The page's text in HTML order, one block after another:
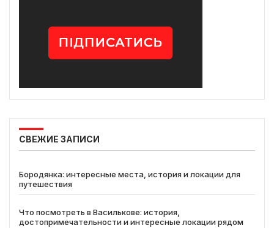
СВЕЖИЕ ЗАПИСИ
Бородянка: интересные места, история и локации для
путешествия
Что посмотреть в Василькове: история,
достопримечательности и интересные локации рядом